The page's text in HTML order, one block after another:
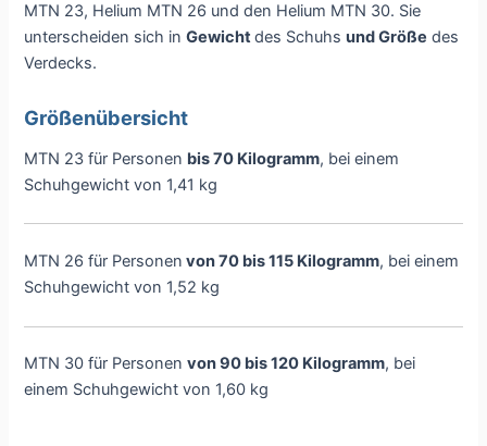
MTN 23, Helium MTN 26 und den Helium MTN 30. Sie
unterscheiden sich inGewichtdes Schuhsund Größe des
Verdecks.
Größenübersicht
MTN 23 für Personen bis 70 Kilogramm, bei einem
Schuhgewicht von 1,41 kg
MTN 26 für Personen von 70 bis 115 Kilogramm, bei einem
Schuhgewicht von 1,52 kg
MTN 30 für Personenvon 90 bis 120 Kilogramm, bei
einem Schuhgewicht von 1,60 kg